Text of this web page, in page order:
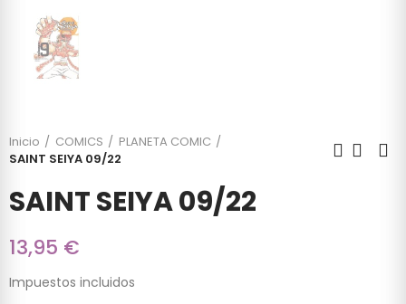
Inicio COMICS
PLANETA COMIC
SAINT SEIYA 09/22
SAINT SEIYA 09/22
13,95 €
Impuestos incluidos